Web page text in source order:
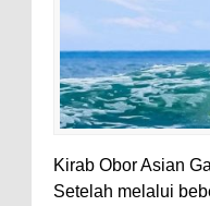
Kirab Obor Asian
Setelah melalui